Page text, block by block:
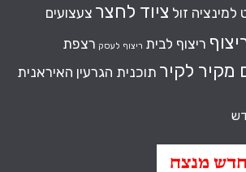
זול ציוד לחצר צעצועים
ריצוף לבית ריצוף לעסק רצפת
מקיר לקיר תוכנית הגרעין האיראנית